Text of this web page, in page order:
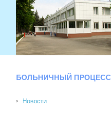
БОЛЬНИЧНЫЙ ПРОЦЕСС
Новости